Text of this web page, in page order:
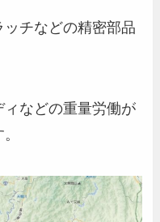
チなどの精密部品
などの重量労働が